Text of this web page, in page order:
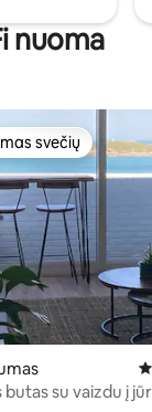
nuoma
5, atsiliepimų: 347
svečių
su vaizdu į